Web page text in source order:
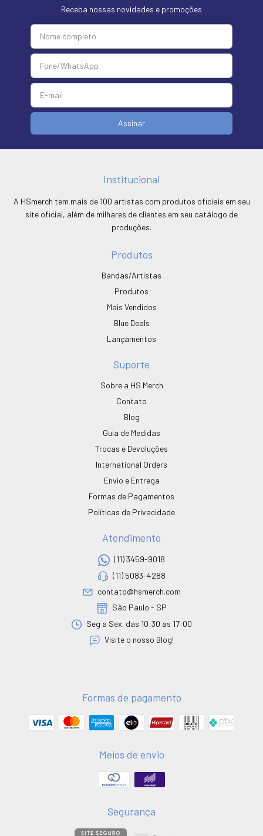
Receba nossas novidades e promoções
Institucional
A HSmerch tem mais de 100 artistas com produtos oficiais em seu
site oficial, além de milhares de clientes em seu catálogo de
produções.
Produtos
Bandas/Artistas
Produtos
Mais Vendidos
Blue Deals
Lançamentos
Suporte
Sobre a HS Merch
Contato
Blog
Guia de Medidas
Trocas e Devoluções
International Orders
Envio e Entrega
Formas de Pagamentos
Políticas de Privacidade
Atendimento
(11) 3459-9018
(11) 5083-4288
contato@hsmerch.com
São Paulo - SP
Seg a Sex. das 10:30 as 17:00
Visite o nosso Blog!
Formas de pagamento
Meios de envio
Segurança